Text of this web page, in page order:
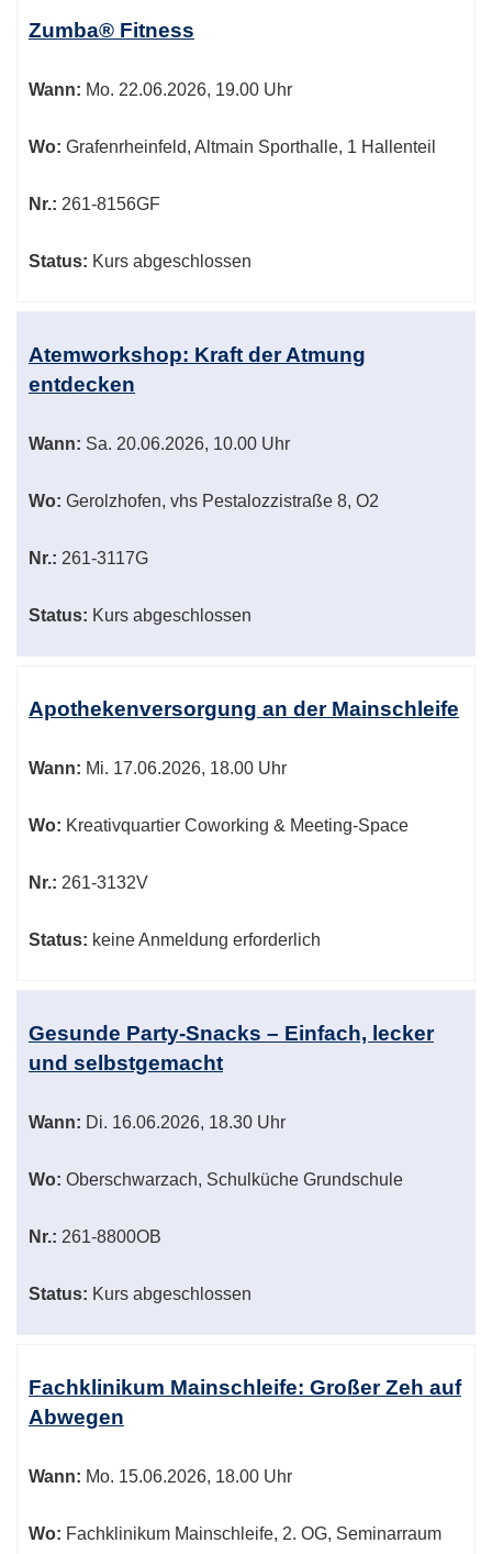
Zumba® Fitness
Wann: Mo. 22.06.2026, 19.00 Uhr
Wo: Grafenrheinfeld, Altmain Sporthalle, 1 Hallenteil
Nr.: 261-8156GF
Status: Kurs abgeschlossen
Atemworkshop: Kraft der Atmung
entdecken
Wann: Sa. 20.06.2026, 10.00 Uhr
Wo: Gerolzhofen, vhs Pestalozzistraße 8, O2
Nr.: 261-3117G
Status: Kurs abgeschlossen
Apothekenversorgung an der Mainschleife
Wann: Mi. 17.06.2026, 18.00 Uhr
Wo: Kreativquartier Coworking & Meeting-Space
Nr.: 261-3132V
Status: keine Anmeldung erforderlich
Gesunde Party-Snacks – Einfach, lecker
und selbstgemacht
Wann: Di. 16.06.2026, 18.30 Uhr
Wo: Oberschwarzach, Schulküche Grundschule
Nr.: 261-8800OB
Status: Kurs abgeschlossen
Fachklinikum Mainschleife: Großer Zeh auf
Abwegen
Wann: Mo. 15.06.2026, 18.00 Uhr
Wo: Fachklinikum Mainschleife, 2. OG, Seminarraum